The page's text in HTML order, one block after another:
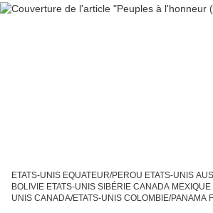
ETATS-UNIS EQUATEUR/PEROU ETATS-UNIS
BOLIVIE ETATS-UNIS SIBÉRIE CANADA
UNIS CANADA/ETATS-UNIS COLOMBIE/PANAMA